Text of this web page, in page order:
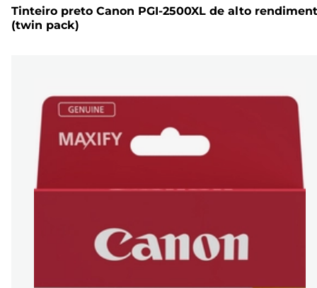
Tinteiro preto Canon PGI-2500XL de alto
(twin pack)